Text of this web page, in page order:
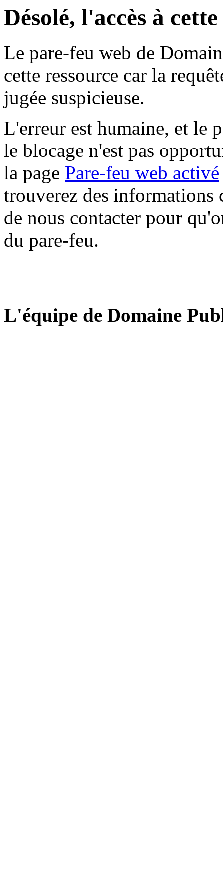
Désolé, l'accès à
Le pare-feu web de
cette ressource car la
jugée suspicieuse.
L'erreur est humaine, et le
le blocage n'est pas
la page Pare-feu web activé
trouverez des informations
de nous contacter pour
du pare-feu.
L'équipe de Domaine